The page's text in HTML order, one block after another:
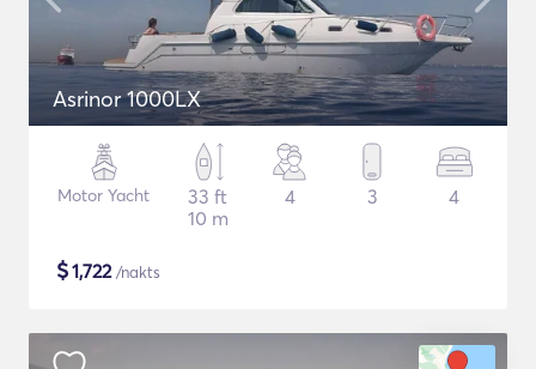
Asrinor 1000LX
Motor Yacht
33 ft
10 m
4 3 4
$1,722/nakts